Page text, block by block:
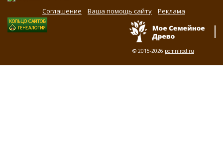
Соглашение Ваша помощь сайту Реклама
© 2015-2026 pomnirod.ru